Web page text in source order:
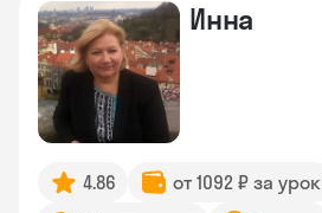
Инна
4.86
от 1092 ₽ за урок